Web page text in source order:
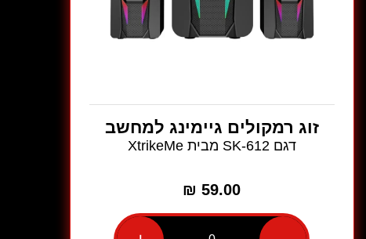
זוג רמקולים גיימינג למחשב
דגם SK-612 מבית XtrikeMe
59.00
₪